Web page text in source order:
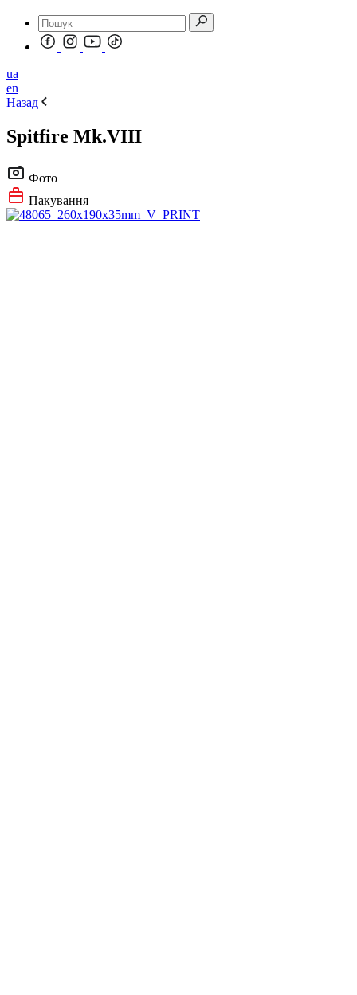
ua
en
Назад
Spitfire Mk.VIII
Фото
Пакування